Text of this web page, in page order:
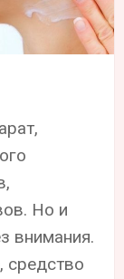
Но и
внимания.
средство